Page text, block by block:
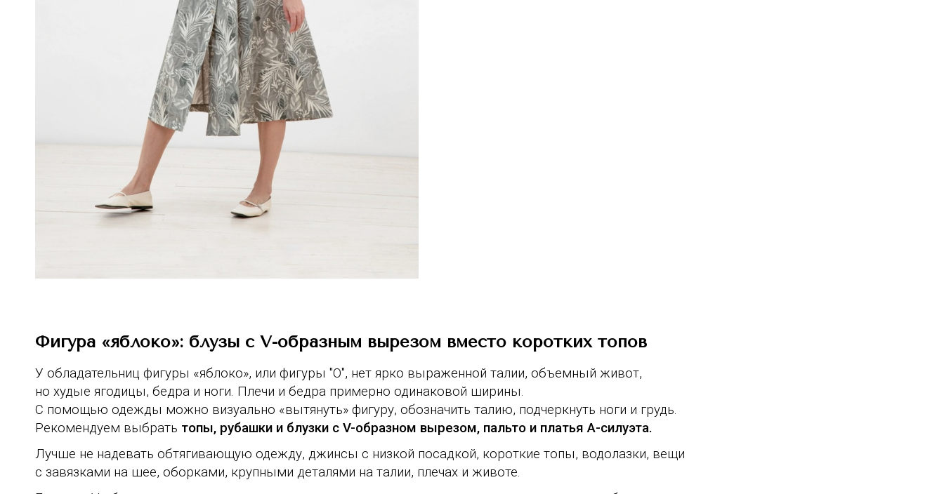
Фигура «яблоко»: блузы с V-образным вырезом вместо коротких топов
У обладательниц фигуры «яблоко», или фигуры "О", нет ярко выраженной талии, объемный живот,
но худые ягодицы, бедра и ноги. Плечи и бедра примерно одинаковой ширины.
С помощью одежды можно визуально «вытянуть» фигуру, обозначить талию, подчеркнуть ноги и грудь.
Рекомендуем выбрать топы, рубашки и блузки с V-образном вырезом, пальто и платья А-силуэта.
Лучше не надевать обтягивающую одежду, джинсы с низкой посадкой, короткие топы, водолазки, вещи
с завязками на шее, оборками, крупными деталями на талии, плечах и животе.